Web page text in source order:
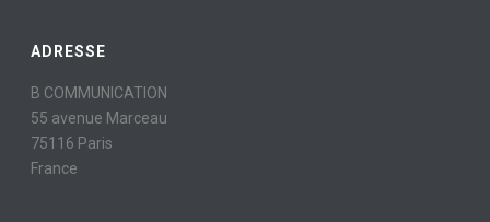
ADRESSE
B COMMUNICATION
55 avenue Marceau
75116 Paris
France